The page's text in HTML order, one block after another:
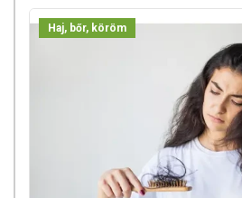
Haj, bőr, köröm